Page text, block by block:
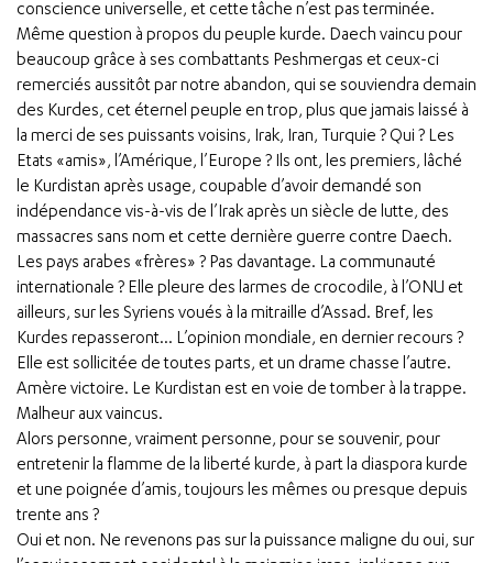
conscience universelle, et cette tâche n’est pas terminée.
Même question à propos du peuple kurde. Daech vaincu pour
beaucoup grâce à ses combattants Peshmergas et ceux-ci
remerciés aussitôt par notre abandon, qui se souviendra demain
des Kurdes, cet éternel peuple en trop, plus que jamais laissé à
la merci de ses puissants voisins, Irak, Iran, Turquie ? Qui ? Les
Etats «amis», l’Amérique, l’Europe ? Ils ont, les premiers, lâché
le Kurdistan après usage, coupable d’avoir demandé son
indépendance vis-à-vis de l’Irak après un siècle de lutte, des
massacres sans nom et cette dernière guerre contre Daech.
Les pays arabes «frères» ? Pas davantage. La communauté
internationale ? Elle pleure des larmes de crocodile, à l’ONU et
ailleurs, sur les Syriens voués à la mitraille d’Assad. Bref, les
Kurdes repasseront… L’opinion mondiale, en dernier recours ?
Elle est sollicitée de toutes parts, et un drame chasse l’autre.
Amère victoire. Le Kurdistan est en voie de tomber à la trappe.
Malheur aux vaincus.
Alors personne, vraiment personne, pour se souvenir, pour
entretenir la flamme de la liberté kurde, à part la diaspora kurde
et une poignée d’amis, toujours les mêmes ou presque depuis
trente ans ?
Oui et non. Ne revenons pas sur la puissance maligne du oui, sur